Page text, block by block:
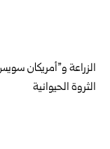
الزراعة و”أمريكان
الثروة الحيوانية